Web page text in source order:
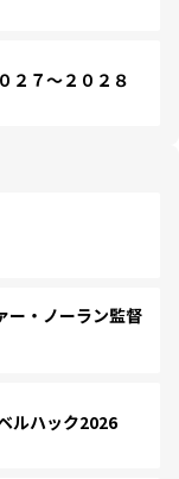
７～２０２８
・ノーラン監督
ルハック2026